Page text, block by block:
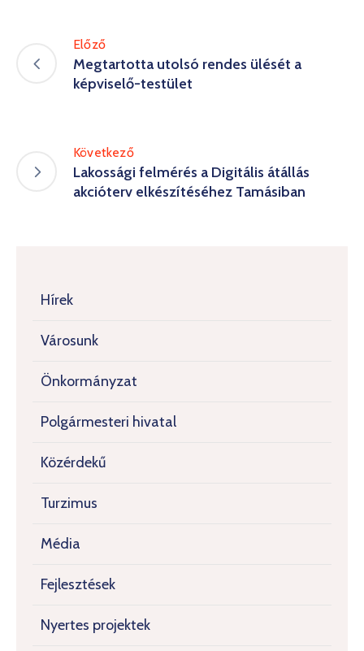
Előző
Megtartotta utolsó rendes ülését a
képviselő-testület
Következő
Lakossági felmérés a Digitális átállás
akcióterv elkészítéséhez Tamásiban
Hírek
Városunk
Önkormányzat
Polgármesteri hivatal
Közérdekű
Turzimus
Média
Fejlesztések
Nyertes projektek